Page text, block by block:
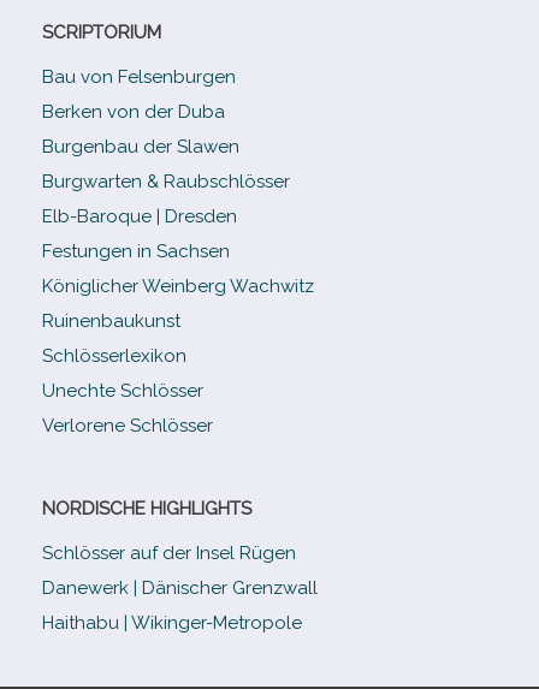
SCRIPTORIUM
Bau von Felsenburgen
Berken von der Duba
Burgenbau der Slawen
Burgwarten & Raubschlösser
Elb-​Baroque | Dresden
Festungen in Sachsen
Königlicher Weinberg Wachwitz
Ruinenbaukunst
Schlösserlexikon
Unechte Schlösser
Verlorene Schlösser
NORDISCHE HIGHLIGHTS
Schlösser auf der Insel Rügen
Danewerk | Dänischer Grenzwall
Haithabu | Wikinger-Metropole